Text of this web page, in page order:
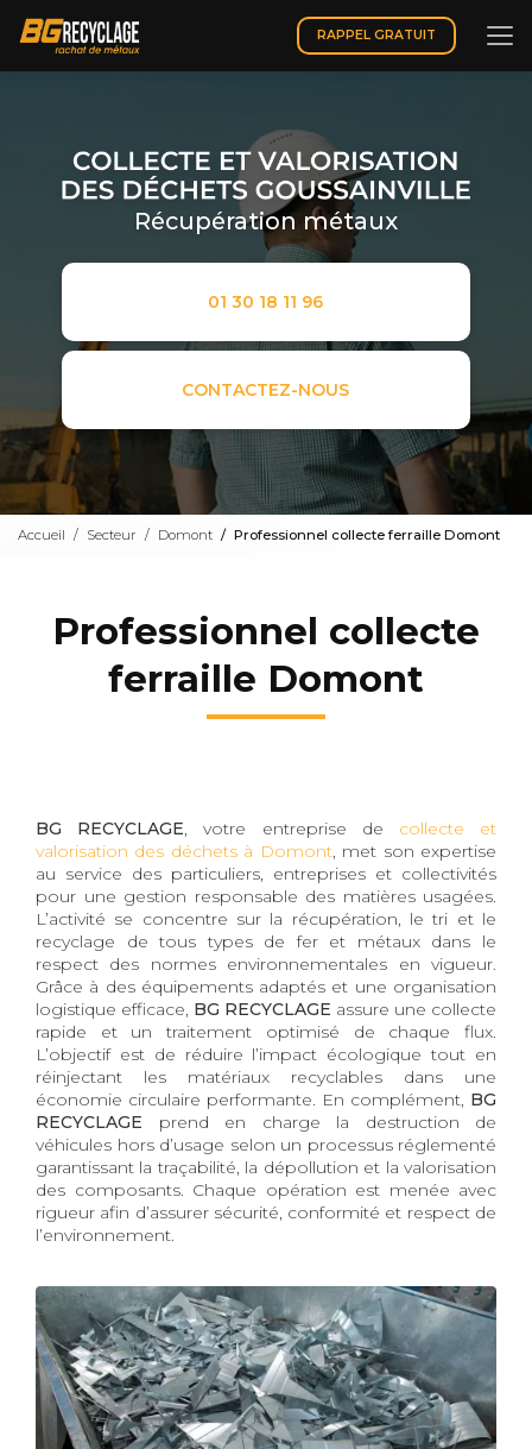
contenu
principal
RAPPEL GRATUIT
Récupération métaux
01 30 18 11 96
CONTACTEZ-NOUS
Accueil Secteur Domont Professionnel collecte ferraille Domont
Professionnel collecte
ferraille Domont
BG RECYCLAGE, votre entreprise de collecte et
valorisation des déchets à Domont, met son expertise
au service des particuliers, entreprises et collectivités
pour une gestion responsable des matières usagées.
L’activité se concentre sur la récupération, le tri et le
recyclage de tous types de fer et métaux dans le
respect des normes environnementales en vigueur.
Grâce à des équipements adaptés et une organisation
logistique efficace, BG RECYCLAGE assure une collecte
rapide et un traitement optimisé de chaque flux.
L’objectif est de réduire l’impact écologique tout en
réinjectant les matériaux recyclables dans une
économie circulaire performante. En complément, BG
RECYCLAGE prend en charge la destruction de
véhicules hors d’usage selon un processus réglementé
garantissant la traçabilité, la dépollution et la valorisation
des composants. Chaque opération est menée avec
rigueur afin d’assurer sécurité, conformité et respect de
l’environnement.